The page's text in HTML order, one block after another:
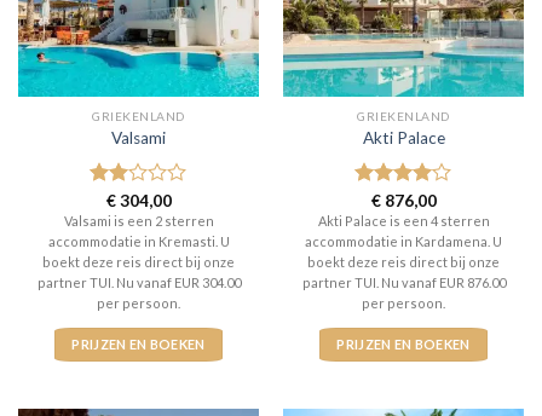
GRIEKENLAND
Valsami
Gewaardeerd
2uit
5
€304,00
Valsami is een 2 sterren
accommodatie in Kremasti. U
boekt deze reis direct bij onze
partner TUI. Nu vanaf EUR 304.00
per persoon.
PRIJZEN EN BOEKEN
GRIEKENLAND
Akti Palace
Gewaardeerd
4uit 5
€876,00
Akti Palace is een 4 sterren
accommodatie in Kardamena. U
boekt deze reis direct bij onze
partner TUI. Nu vanaf EUR 876.00
per persoon.
PRIJZEN EN BOEKEN